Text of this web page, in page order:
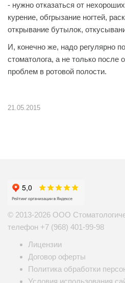
- нужно отказаться от
курение, обгрызание ногтей,
открывание бутылок,
И, конечно же, надо регулярно
стоматолога, а не только после
проблем в ротовой полости.
21.05.2015
© 2013-2026 ООО
телефон +7 (968) 401-99-98
Лицензии
Договор оферты
Политика обработки
Условия использования